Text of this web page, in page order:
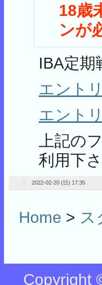
18歳
ンが
IBA定期
エント
エント
上記の
利用下さ
2022-02-20 (日) 17:35
Home > ス
Copyright